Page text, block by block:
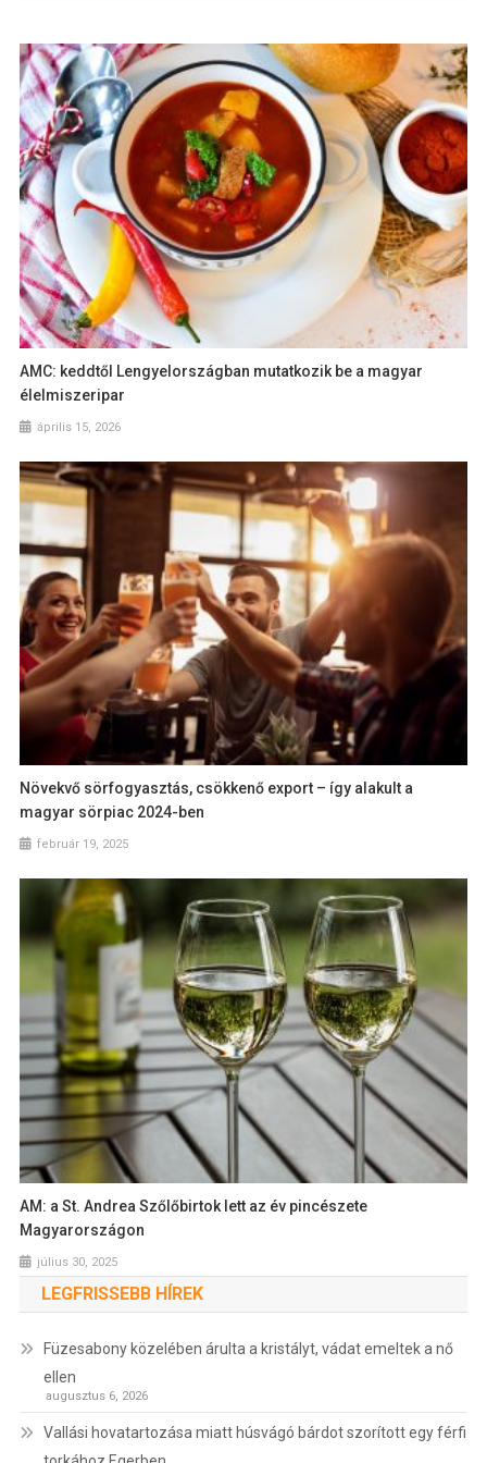
AMC: keddtől Lengyelországban mutatkozik be a magyar
élelmiszeripar
április 15, 2026
Növekvő sörfogyasztás, csökkenő export – így alakult a
magyar sörpiac 2024-ben
február 19, 2025
AM: a St. Andrea Szőlőbirtok lett az év pincészete
Magyarországon
július 30, 2025
LEGFRISSEBB HÍREK
Füzesabony közelében árulta a kristályt, vádat emeltek a nő
ellen
augusztus 6, 2026
Vallási hovatartozása miatt húsvágó bárdot szorított egy férfi